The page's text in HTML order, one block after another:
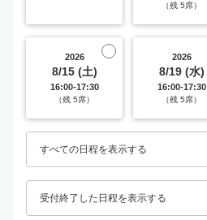
（残 5席）
2026
8/15 (土)
16:00-17:30
（残 5席）
2026
8/19 (水)
16:00-17:30
（残 5席）
すべての日程を表示する
受付終了した日程を表示する